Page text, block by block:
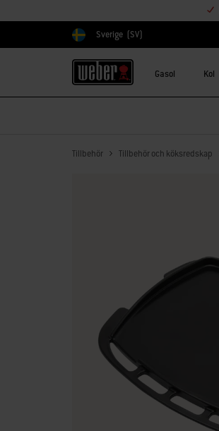
Välj land
Sverige (SV)
Gasol Kol
Tillbehör Tillbehör och köksredskap